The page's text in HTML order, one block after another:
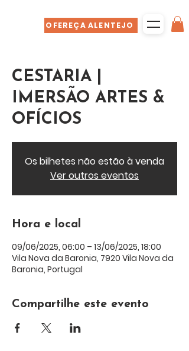
OFEREÇA ALENTEJO
CESTARIA |
IMERSÃO ARTES &
OFÍCIOS
Os bilhetes não estão à venda
Ver outros eventos
Hora e local
09/06/2025, 06:00 – 13/06/2025, 18:00
Vila Nova da Baronia, 7920 Vila Nova da
Baronia, Portugal
Compartilhe este evento